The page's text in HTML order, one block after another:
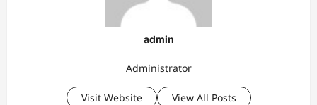
admin
Administrator
Visit Website View All Posts